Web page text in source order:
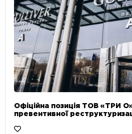
Офіційна позиція ТОВ «ТРИ
превентивної